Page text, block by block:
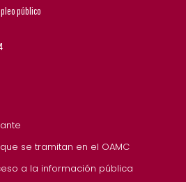
público
se tramitan en el OAMC
a la información pública